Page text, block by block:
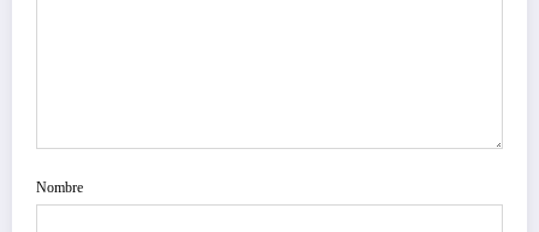
Nombre